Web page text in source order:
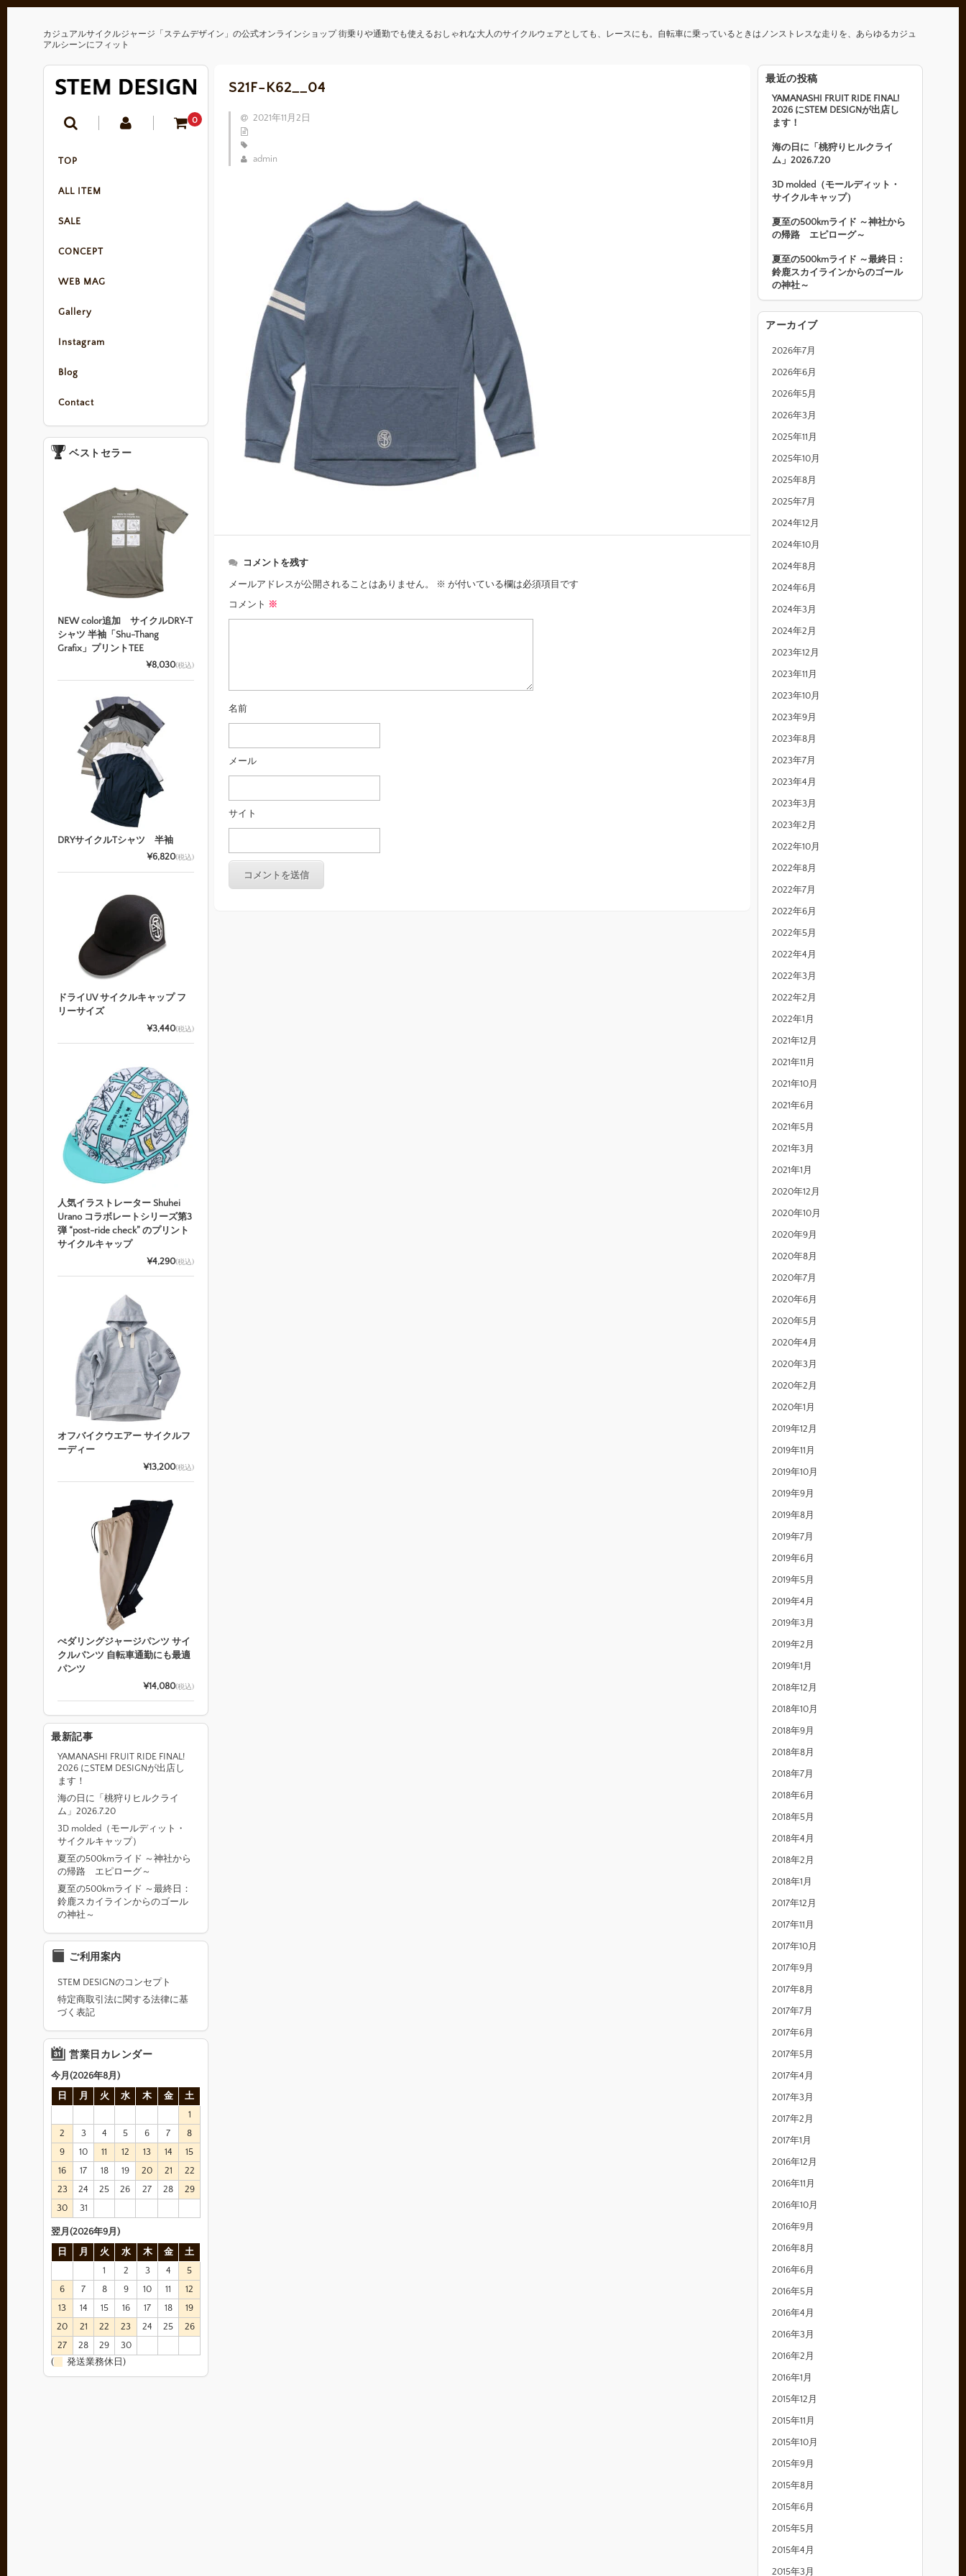
カジュアルサイクルジャージ「ステムデザイン」の公式オンラインショップ 街乗りや通勤でも使えるおしゃれな大人のサイクルウェアとしても、レースにも。自転車に乗っているときはノンストレスな走りを、あらゆるカジュ
アルシーンにフィット
0
TOP
ALL ITEM
SALE
CONCEPT
WEB MAG
Gallery
Instagram
Blog
Contact
S21F-K62__04
2021年11月2日
admin
コメントを残す
メールアドレスが公開されることはありません。 ※ が付いている欄は必須項目です
コメント ※
名前
メール
サイト
最近の投稿
YAMANASHI FRUIT RIDE FINAL!
2026 にSTEM DESIGNが出店し
ます！
海の日に「桃狩りヒルクライ
ム」2026.7.20
3D molded（モールディット・
サイクルキャップ）
夏至の500kmライド ～神社から
の帰路 エピローグ～
夏至の500kmライド ～最終日：
鈴鹿スカイラインからのゴール
の神社～
アーカイブ
2026年7月
2026年6月
2026年5月
2026年3月
2025年11月
2025年10月
2025年8月
2025年7月
2024年12月
2024年10月
2024年8月
2024年6月
2024年3月
2024年2月
2023年12月
2023年11月
2023年10月
2023年9月
2023年8月
2023年7月
2023年4月
2023年3月
2023年2月
2022年10月
2022年8月
2022年7月
2022年6月
2022年5月
2022年4月
2022年3月
2022年2月
2022年1月
2021年12月
2021年11月
2021年10月
2021年6月
2021年5月
2021年3月
2021年1月
2020年12月
2020年10月
2020年9月
2020年8月
2020年7月
2020年6月
2020年5月
2020年4月
2020年3月
2020年2月
2020年1月
2019年12月
2019年11月
2019年10月
2019年9月
2019年8月
2019年7月
2019年6月
2019年5月
2019年4月
2019年3月
2019年2月
2019年1月
2018年12月
2018年10月
2018年9月
2018年8月
2018年7月
2018年6月
2018年5月
2018年4月
2018年2月
2018年1月
2017年12月
2017年11月
2017年10月
2017年9月
2017年8月
2017年7月
2017年6月
2017年5月
2017年4月
2017年3月
2017年2月
2017年1月
2016年12月
2016年11月
2016年10月
2016年9月
2016年8月
2016年6月
2016年5月
2016年4月
2016年3月
2016年2月
2016年1月
2015年12月
2015年11月
2015年10月
2015年9月
2015年8月
2015年6月
2015年5月
2015年4月
2015年3月
ベストセラー
NEW color追加 サイクルDRY-T
シャツ 半袖「Shu-Thang
Grafix」プリントTEE
¥8,030(税込)
DRYサイクルTシャツ 半袖
¥6,820(税込)
ドライUV サイクルキャップ フ
リーサイズ
¥3,440(税込)
人気イラストレーター Shuhei
Urano コラボレートシリーズ第3
弾 “post-ride check” のプリント
サイクルキャップ
¥4,290(税込)
オフバイクウエアー サイクルフ
ーディー
¥13,200(税込)
ぺダリングジャージパンツ サイ
クルパンツ 自転車通勤にも最適
パンツ
¥14,080(税込)
最新記事
YAMANASHI FRUIT RIDE FINAL!
2026 にSTEM DESIGNが出店し
ます！
海の日に「桃狩りヒルクライ
ム」2026.7.20
3D molded（モールディット・
サイクルキャップ）
夏至の500kmライド ～神社から
の帰路 エピローグ～
夏至の500kmライド ～最終日：
鈴鹿スカイラインからのゴール
の神社～
ご利用案内
STEM DESIGNのコンセプト
特定商取引法に関する法律に基
づく表記
営業日カレンダー
今月(2026年8月)
日
月 火 水 木 金
土
1
2
3 4 5 6 7
8
9
10 11 12 13 14
15
16
17 18 19 20 21
22
23
24 25 26 27 28
29
30
31
翌月(2026年9月)
日
月 火 水 木 金
土
1
2 3 4
5
6
7 8 9 10 11
12
13
14 15 16 17 18
19
20
21 22 23 24 25
26
27
28 29
30
(
発送業務休日)